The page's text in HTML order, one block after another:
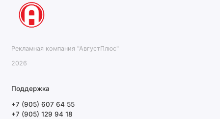
Рекламная компания "АвгустПлюс"
2026
Поддержка
+7 (905) 607 64 55
+7 (905) 129 94 18